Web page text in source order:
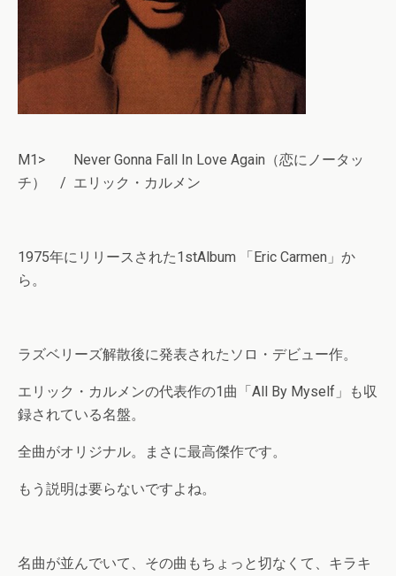
M1> Never Gonna Fall In Love Again（恋にノータッ
チ） / エリック・カルメン
1975年にリリースされた1stAlbum 「Eric Carmen」か
ら。
ラズベリーズ解散後に発表されたソロ・デビュー作。
エリック・カルメンの代表作の1曲「All By Myself」も収
録されている名盤。
全曲がオリジナル。まさに最高傑作です。
もう説明は要らないですよね。
名曲が並んでいて、その曲もちょっと切なくて、キラキ